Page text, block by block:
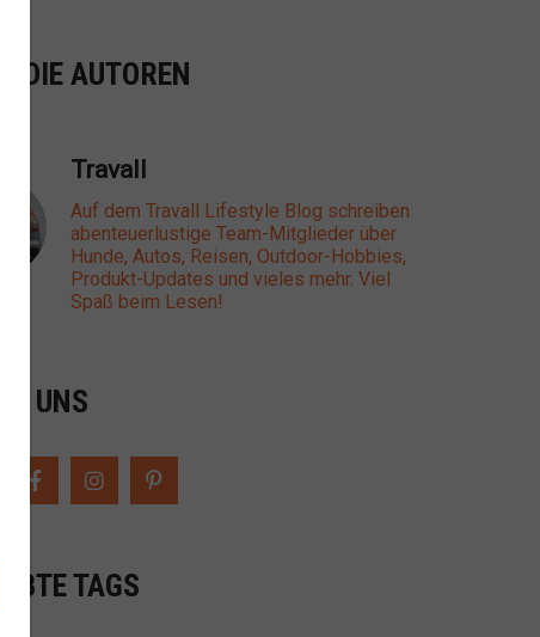
DIE AUTOREN
Travall
Auf dem Travall Lifestyle Blog schreiben
abenteuerlustige Team-Mitglieder über
Hunde, Autos, Reisen, Outdoor-Hobbies,
Produkt-Updates und vieles mehr. Viel
Spaß beim Lesen!
UNS
TAGS